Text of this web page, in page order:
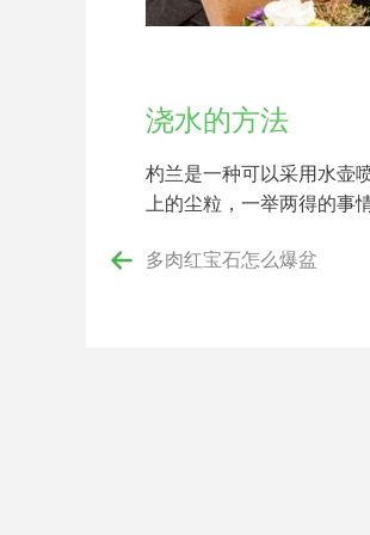
浇水的方法
杓兰是一种可以采用水壶
上的尘粒，一举两得的事
多肉红宝石怎么爆盆